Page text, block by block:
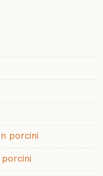
porcini